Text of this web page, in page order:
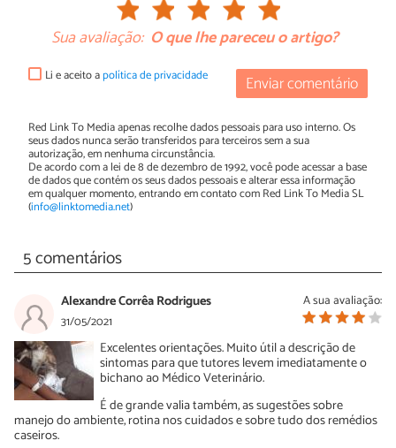
Sua avaliação: O que lhe pareceu o artigo?
Enviar comentário
Li e aceito apolítica de privacidade
Red Link To Media apenas recolhe dados pessoais para uso interno. Os
seus dados nunca serão transferidos para terceiros sem a sua
autorização, em nenhuma circunstância.
De acordo com a lei de 8 de dezembro de 1992, você pode acessar a base
de dados que contém os seus dados pessoais e alterar essa informação
em qualquer momento, entrando em contato com Red Link To Media SL
(info@linktomedia.net)
5 comentários
A sua avaliação:
Alexandre Corrêa Rodrigues
31/05/2021
Excelentes orientações. Muito útil a descrição de
sintomas para que tutores levem imediatamente o
bichano ao Médico Veterinário.
É de grande valia também, as sugestões sobre
manejo do ambiente, rotina nos cuidados e sobre tudo dos remédios
caseiros.